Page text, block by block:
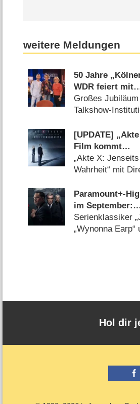
weitere Meldungen
50 Jahre
WDR feiert mit
Primetime-
und Rückblicken
Großes
Talkshow-
[UPDATE]
Film kommt
überraschend
deutlich mehr
„Akte X:
Wahrheit“ mit
(07.08.2026)
Paramount+-
im September:
„MobLand“,
Park“, „FBI“,
Serienklassiker
„Wynonna Earp“
beim
Hol dir